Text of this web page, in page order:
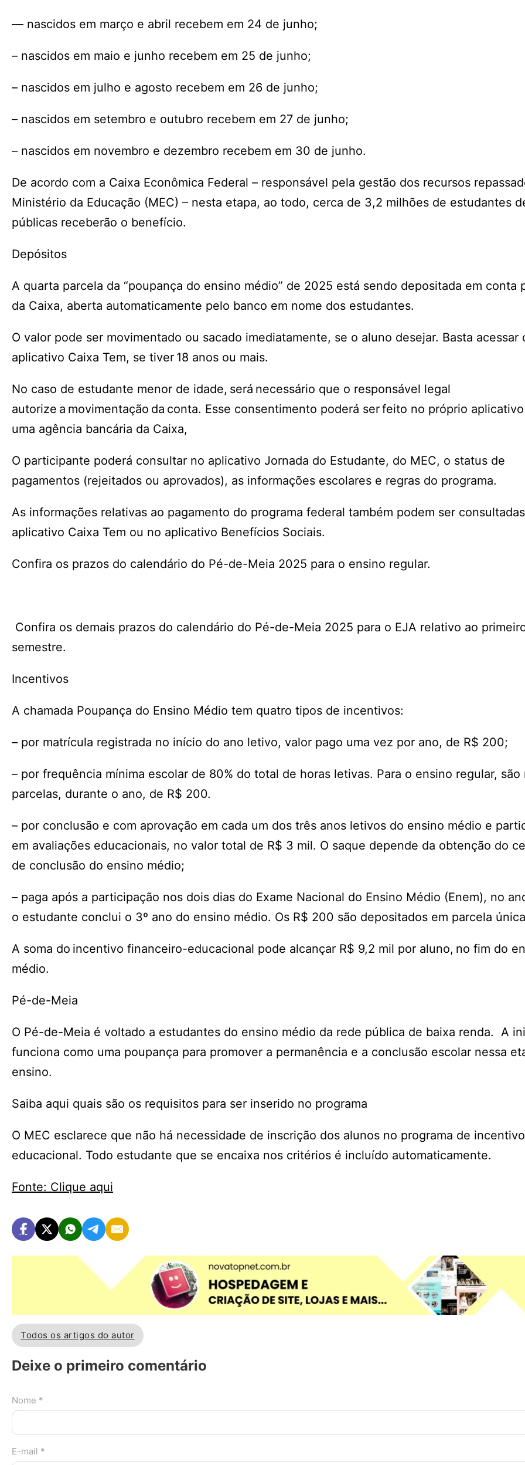
— nascidos em março e abril recebem em 24 de junho;
– nascidos em maio e junho recebem em 25 de junho;
– nascidos em julho e agosto recebem em 26 de junho;
– nascidos em setembro e outubro recebem em 27 de junho;
– nascidos em novembro e dezembro recebem em 30 de junho.
De acordo com a Caixa Econômica Federal – responsável pela gestão dos recursos
Ministério da Educação (MEC) – nesta etapa, ao todo, cerca de 3,2 milhões de estudantes
públicas receberão o benefício.
Depósitos
A quarta parcela da “poupança do ensino médio” de 2025 está sendo depositada em conta
da Caixa, aberta automaticamente pelo banco em nome dos estudantes.
O valor pode ser movimentado ou sacado imediatamente, se o aluno desejar. Basta acessar
aplicativo Caixa Tem, se tiver 18 anos ou mais.
No caso de estudante menor de idade, será necessário que o responsável legal
autorize a movimentação da conta. Esse consentimento poderá ser feito no próprio
uma agência bancária da Caixa,
O participante poderá consultar no aplicativo Jornada do Estudante, do MEC, o status de
pagamentos (rejeitados ou aprovados), as informações escolares e regras do programa.
As informações relativas ao pagamento do programa federal também podem ser
aplicativo Caixa Tem ou no aplicativo Benefícios Sociais.
Confira os prazos do calendário do Pé-de-Meia 2025 para o ensino regular.
Confira os demais prazos do calendário do Pé-de-Meia 2025 para o EJA relativo ao
semestre.
Incentivos
A chamada Poupança do Ensino Médio tem quatro tipos de incentivos:
– por matrícula registrada no início do ano letivo, valor pago uma vez por ano, de R$ 200;
– por frequência mínima escolar de 80% do total de horas letivas. Para o ensino regular, são
parcelas, durante o ano, de R$ 200.
– por conclusão e com aprovação em cada um dos três anos letivos do ensino médio e
em avaliações educacionais, no valor total de R$ 3 mil. O saque depende da obtenção do
de conclusão do ensino médio;
– paga após a participação nos dois dias do Exame Nacional do Ensino Médio (Enem), no
o estudante conclui o 3º ano do ensino médio. Os R$ 200 são depositados em parcela
A soma do incentivo financeiro-educacional pode alcançar R$ 9,2 mil por aluno, no fim do
médio.
Pé-de-Meia
O Pé-de-Meia é voltado a estudantes do ensino médio da rede pública de baixa renda. A
funciona como uma poupança para promover a permanência e a conclusão escolar nessa
ensino.
Saiba aqui quais são os requisitos para ser inserido no programa
O MEC esclarece que não há necessidade de inscrição dos alunos no programa de incentivo
educacional. Todo estudante que se encaixa nos critérios é incluído automaticamente.
Fonte: Clique aqui
Todos os artigos do autor
Deixe o primeiro comentário
Nome *
E-mail *